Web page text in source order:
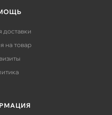
доставки
на товар